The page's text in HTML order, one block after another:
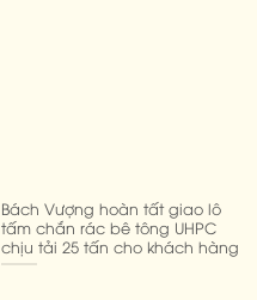
Bách Vượng hoàn tất giao lô
tấm chắn rác bê tông UHPC
chịu tải 25 tấn cho khách hàng